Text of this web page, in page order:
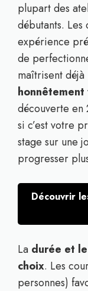
plupart des
débutants. Les
expérience
de
maîtrisent déjà
découverte en
si c’est votre
stage sur une
progresser
Découvrir
La durée et
choix. Les
personnes)